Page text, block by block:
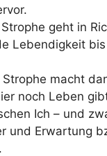
geht in
Lebendigkeit
macht
noch Leben
Ich – und
und Erwartung